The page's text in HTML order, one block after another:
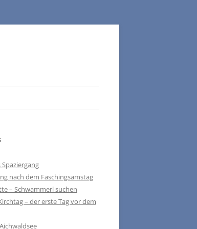
Spaziergang
nach dem Faschingsamstag
– Schwammerl suchen
– der erste Tag vor dem